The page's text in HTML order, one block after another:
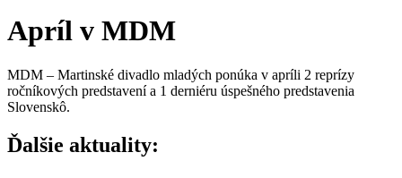
Apríl v MDM
MDM – Martinské divadlo mladých ponúka v apríli 2 reprízy
ročníkových predstavení a 1 derniéru úspešného predstavenia
Slovenskô.
Ďalšie aktuality: